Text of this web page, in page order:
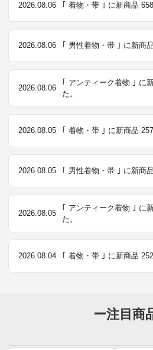
2026.08.06 ｢ 着物・帯 ｣ に新商品
2026.08.06 ｢ 男性着物・帯 ｣ に新商
2026.08.06
｢ アンティーク着物 ｣ に
た。
2026.08.05 ｢ 着物・帯 ｣ に新商品
2026.08.05 ｢ 男性着物・帯 ｣ に新商
2026.08.05
｢ アンティーク着物 ｣ に
た。
2026.08.04 ｢ 着物・帯 ｣ に新商品
ー注目商